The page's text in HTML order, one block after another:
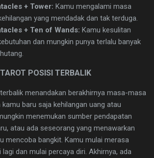
+ Tower: Kamu mengalami masa
yang mendadak dan tak terduga.
+ Ten of Wands: Kamu kesulitan
dan mungkin punya terlalu banyak
POSISI TERBALIK
menandakan berakhirnya masa-masa
baru saja kehilangan uang atau
menemukan sumber pendapatan
atau ada seseorang yang menawarkan
mencoba bangkit. Kamu mulai merasa
lagi dan mulai percaya diri. Akhirnya, ada